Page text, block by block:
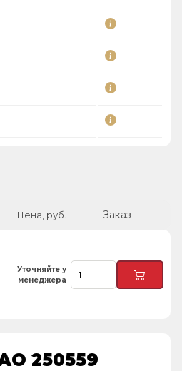
Цена, руб. Заказ
Уточняйте у
менеджера
250559